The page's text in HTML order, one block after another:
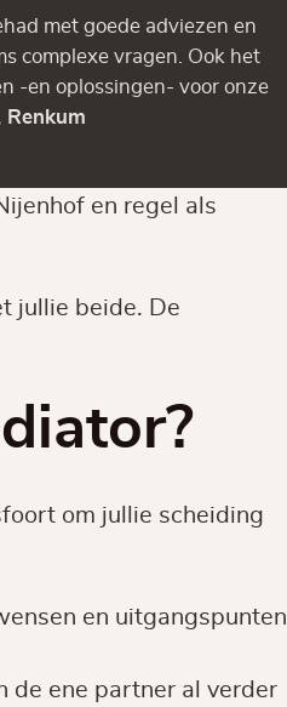
met goede adviezen en
complexe vragen. Ook het
-en oplossingen- voor onze
Renkum
en regel als
jullie beide. De
om jullie scheiding
en uitgangspunten
de ene partner al verder